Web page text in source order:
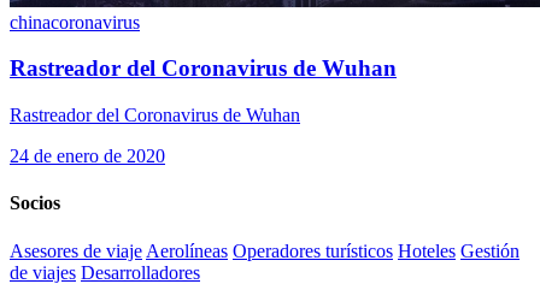
chinacoronavirus
Rastreador del Coronavirus de Wuhan
Rastreador del Coronavirus de Wuhan
24 de enero de 2020
Socios
Asesores de viaje Aerolíneas Operadores turísticos Hoteles Gestión
de viajes Desarrolladores